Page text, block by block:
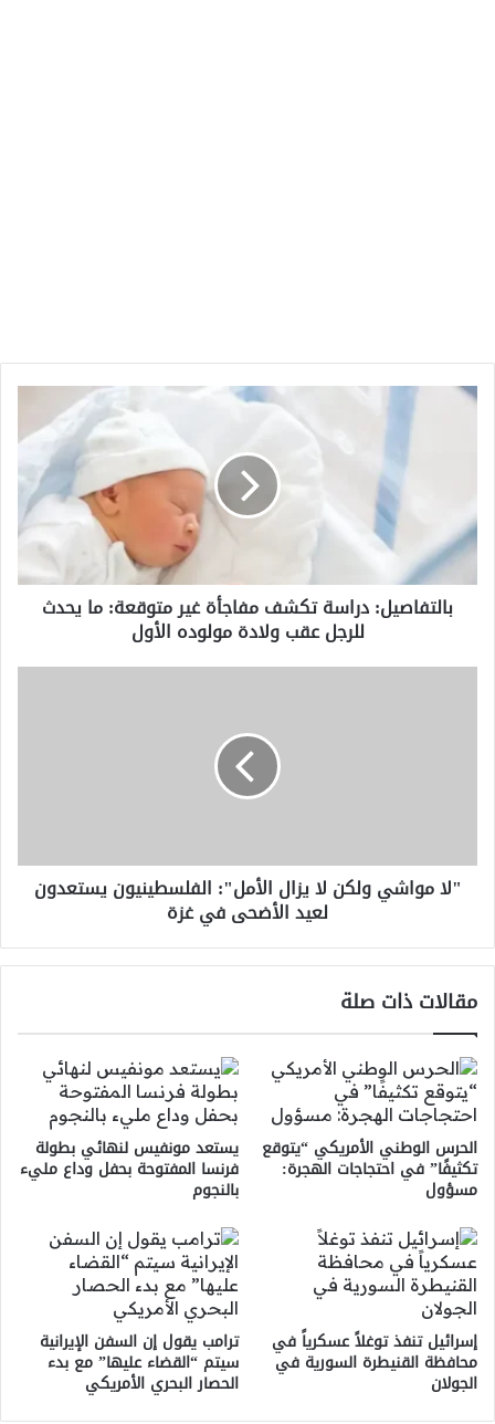
بالتفاصيل:
ما
يحدث
للرجل
عقب
الأول
بالتفاصيل: دراسة تكشف مفاجأة غير متوقعة: ما يحدث
للرجل عقب ولادة مولوده الأول
لعيد
الأضحى
"لا مواشي ولكن لا يزال الأمل": الفلسطينيون يستعدون
لعيد الأضحى في غزة
مقالات ذات صلة
الحرس الوطني الأمريكي “يتوقع
تكثيفًا” في احتجاجات الهجرة:
مسؤول
يستعد مونفيس لنهائي بطولة
فرنسا المفتوحة بحفل وداع مليء
بالنجوم
إسرائيل تنفذ توغلاً عسكرياً في
محافظة القنيطرة السورية في
الجولان
ترامب يقول إن السفن الإيرانية
سيتم “القضاء عليها” مع بدء
الحصار البحري الأمريكي